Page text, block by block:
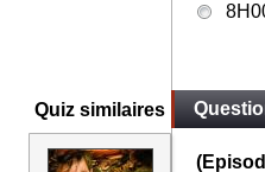
Quiz similaires